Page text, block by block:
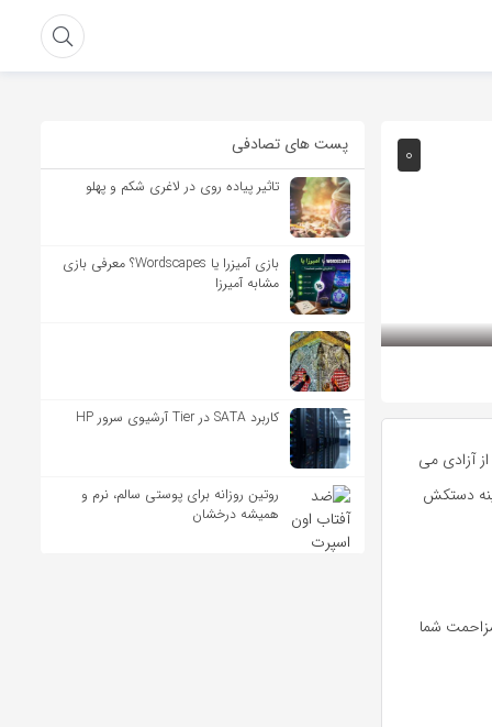
۰
آزادی می
دستکش
شما
پست های تصادفی
تاثیر پیاده روی در لاغری شکم و پهلو
بازی آمیزرا یا Wordscapes؟ معرفی بازی
مشابه آمیرزا
کاربرد SATA در Tier آرشیوی سرور HP
روتین روزانه برای پوستی سالم، نرم و
همیشه درخشان